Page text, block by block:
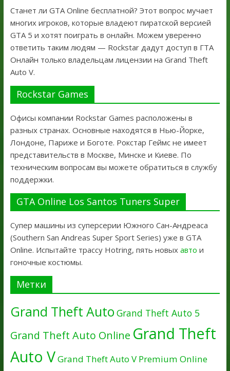
Станет ли GTA Online бесплатной? Этот вопрос мучает
многих игроков, которые владеют пиратской версией
GTA 5 и хотят поиграть в онлайн. Можем уверенно
ответить таким людям — Rockstar дадут доступ в ГТА
Онлайн только владельцам лицензии на Grand Theft
Auto V.
Rockstar Games
Офисы компании Rockstar Games расположены в
разных странах. Основные находятся в Нью-Йорке,
Лондоне, Париже и Боготе. Рокстар Геймс не имеет
представительств в Москве, Минске и Киеве. По
техническим вопросам вы можете обратиться в службу
поддержки.
GTA Online Los Santos Tuners Super
Супер машины из суперсерии Южного Сан-Андреаса
(Southern San Andreas Super Sport Series) уже в GTA
Online. Испытайте трассу Hotring, пять новых авто и
гоночные костюмы.
Метки
Grand Theft Auto Grand Theft Auto 5
Grand Theft Auto Online Grand Theft
Auto VGrand Theft Auto V Premium Online